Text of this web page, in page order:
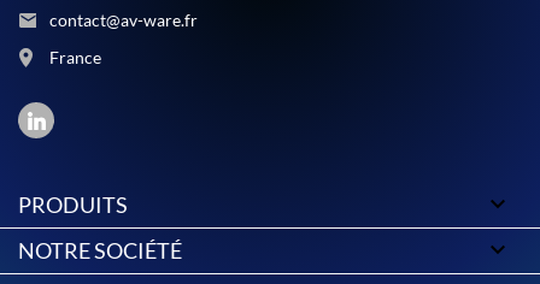
contact@av-ware.fr
France
PRODUITS 
NOTRE SOCIÉTÉ 